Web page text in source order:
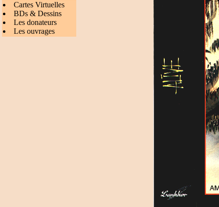
Cartes Virtuelles
BDs & Dessins
Les donateurs
Les ouvrages